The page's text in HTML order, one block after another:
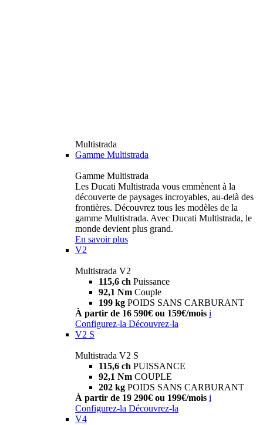
Multistrada
Gamme Multistrada
Gamme Multistrada
Les Ducati Multistrada vous emmènent à la
découverte de paysages incroyables, au-delà des
frontières. Découvrez tous les modèles de la
gamme Multistrada. Avec Ducati Multistrada, le
monde devient plus grand.
En savoir plus
V2
Multistrada V2
115,6 ch Puissance
92,1 Nm Couple
199 kg POIDS SANS CARBURANT
À partir de 16 590€ ou 159€/mois i
Configurez-la Découvrez-la
V2 S
Multistrada V2 S
115,6 ch PUISSANCE
92,1 Nm COUPLE
202 kg POIDS SANS CARBURANT
À partir de 19 290€ ou 199€/mois i
Configurez-la Découvrez-la
V4